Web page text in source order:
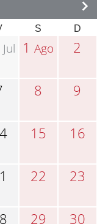
S D
Jul 1Ago 2
8 9
15 16
22 23
29 30